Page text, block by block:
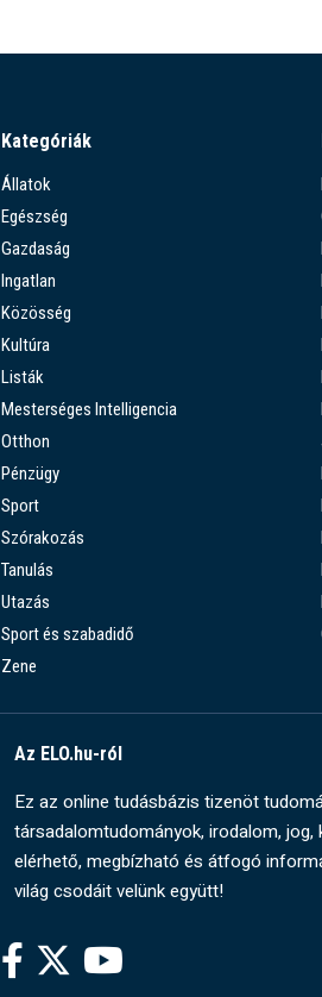
Kategóriák
Állatok
Egészség
Gazdaság
Ingatlan
Közösség
Kultúra
Listák
Mesterséges Intelligencia
Otthon
Pénzügy
Sport
Szórakozás
Tanulás
Utazás
Sport és szabadidő
Zene
Az ELO.hu-ról
Ez az online tudásbázis tizenöt
társadalomtudományok, irodalom,
elérhető, megbízható és átfogó
világ csodáit velünk együtt!